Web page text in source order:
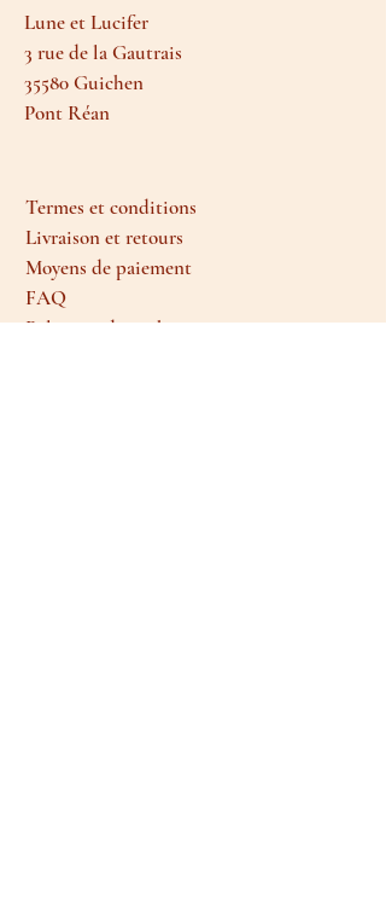
Lune et Lucifer
3 rue de la Gautrais
35580 Guichen
Pont Réan
Termes et conditions
Livraison et retours
Moyens de paiement
FAQ
Politique de cookies